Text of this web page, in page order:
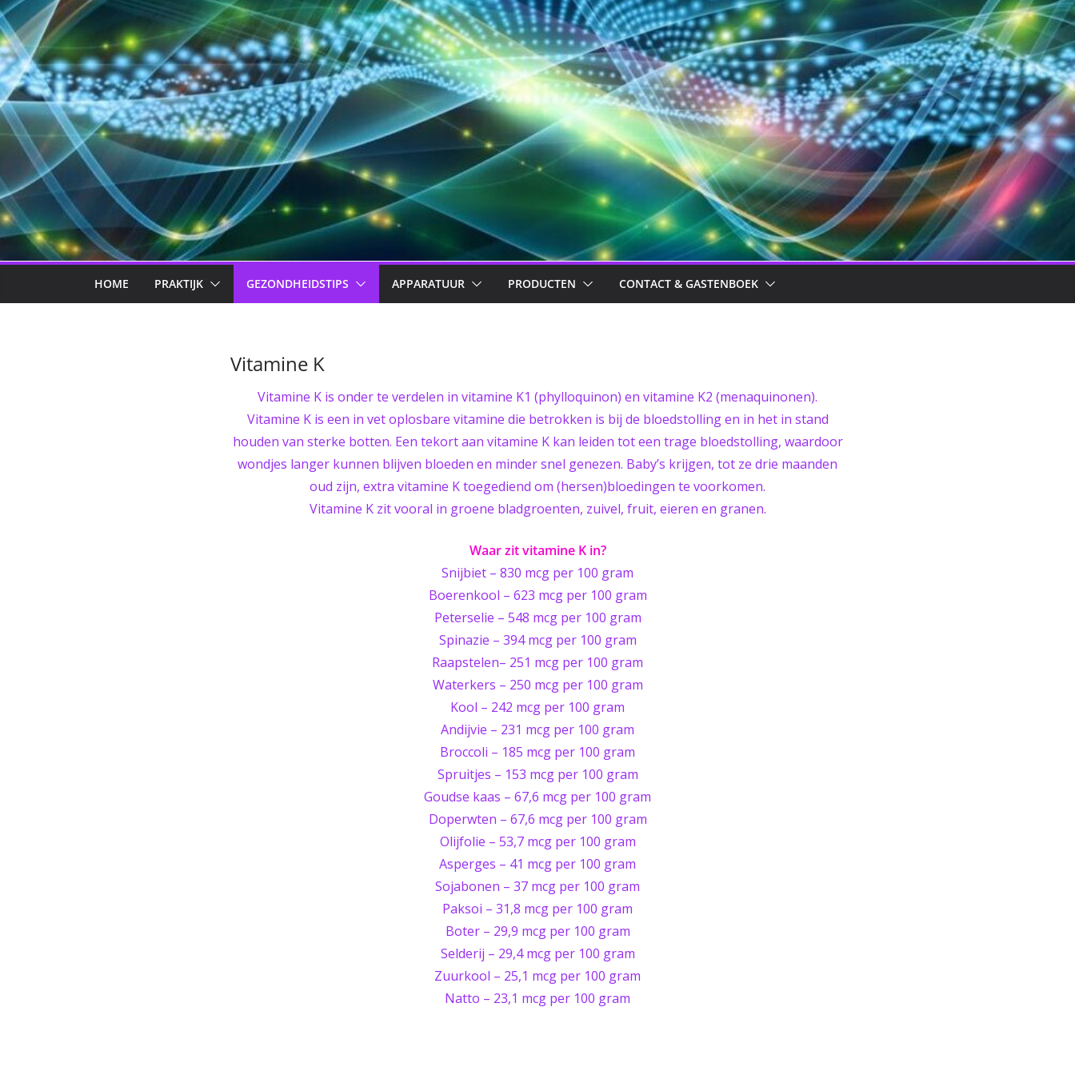
HOME PRAKTIJK GEZONDHEIDSTIPS APPARATUUR PRODUCTEN CONTACT & GASTENBOEK
Vitamine K
Vitamine K is onder te verdelen in vitamine K1 (phylloquinon) en vitamine K2 (menaquinonen).
Vitamine K is een in vet oplosbare vitamine die betrokken is bij de bloedstolling en in het in stand
houden van sterke botten. Een tekort aan vitamine K kan leiden tot een trage bloedstolling, waardoor
wondjes langer kunnen blijven bloeden en minder snel genezen. Baby’s krijgen, tot ze drie maanden
oud zijn, extra vitamine K toegediend om (hersen)bloedingen te voorkomen.
Vitamine K zit vooral in groene bladgroenten, zuivel, fruit, eieren en granen.
Waar zit vitamine K in?
Snijbiet – 830 mcg per 100 gram
Boerenkool – 623 mcg per 100 gram
Peterselie – 548 mcg per 100 gram
Spinazie – 394 mcg per 100 gram
Raapstelen– 251 mcg per 100 gram
Waterkers – 250 mcg per 100 gram
Kool – 242 mcg per 100 gram
Andijvie – 231 mcg per 100 gram
Broccoli – 185 mcg per 100 gram
Spruitjes – 153 mcg per 100 gram
Goudse kaas – 67,6 mcg per 100 gram
Doperwten – 67,6 mcg per 100 gram
Olijfolie – 53,7 mcg per 100 gram
Asperges – 41 mcg per 100 gram
Sojabonen – 37 mcg per 100 gram
Paksoi – 31,8 mcg per 100 gram
Boter – 29,9 mcg per 100 gram
Selderij – 29,4 mcg per 100 gram
Zuurkool – 25,1 mcg per 100 gram
Natto – 23,1 mcg per 100 gram